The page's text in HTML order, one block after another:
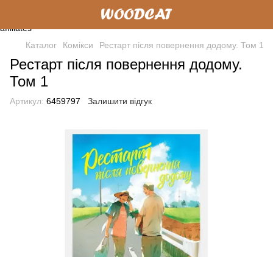
Каталог Комікси Рестарт після повернення додому. Том 1
Рестарт після повернення додому.
Том 1
Артикул: 6459797 Залишити відгук